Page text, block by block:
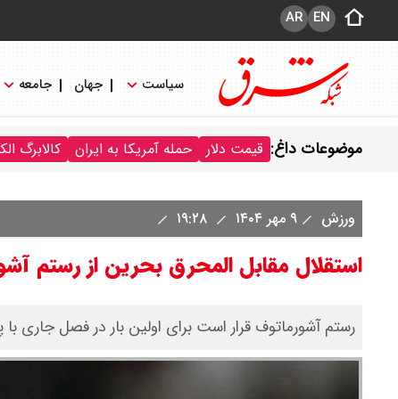
EN
AR
سیاست جهان جامعه
موضوعات داغ: قیمت دلار حمله آمریکا به ایران کالابرگ
ورزش ۹ مهر ۱۴۰۴
استقلال مقابل المحرق بحرین از رستم
رستم آشورماتوف قرار است برای اولین بار در فصل جاری با